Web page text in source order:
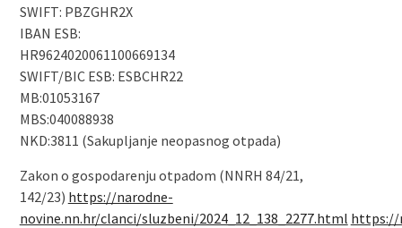
SWIFT: PBZGHR2X
IBAN ESB:
HR9624020061100669134
SWIFT/BIC ESB: ESBCHR22
MB:01053167
MBS:040088938
NKD:3811 (Sakupljanje neopasnog otpada)
Zakon o gospodarenju otpadom (NNRH 84/21,
142/23) https://narodne-
novine.nn.hr/clanci/sluzbeni/2024_12_138_2277.html https://